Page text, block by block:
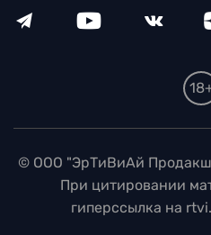
© ООО "ЭрТиВиАй
При цитировании
гиперссылка на